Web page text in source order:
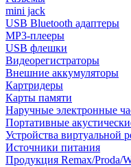
mini jack
USB Bluetooth адаптеры
MP3-плееры
USB флешки
Видеорегистраторы
Внешние аккумуляторы
Картридеры
Карты памяти
Наручные электронные
Портативные
Устройства виртуальной
Источники питания
Продукция Remax/Proda/